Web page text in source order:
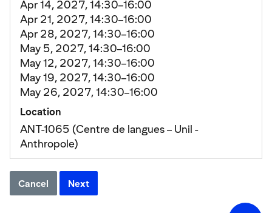
Apr 14, 2027, 14:30–16:00
Apr 21, 2027, 14:30–16:00
Apr 28, 2027, 14:30–16:00
May 5, 2027, 14:30–16:00
May 12, 2027, 14:30–16:00
May 19, 2027, 14:30–16:00
May 26, 2027, 14:30–16:00
Location
ANT-1065 (Centre de langues – Unil -
Anthropole)
Cancel Next